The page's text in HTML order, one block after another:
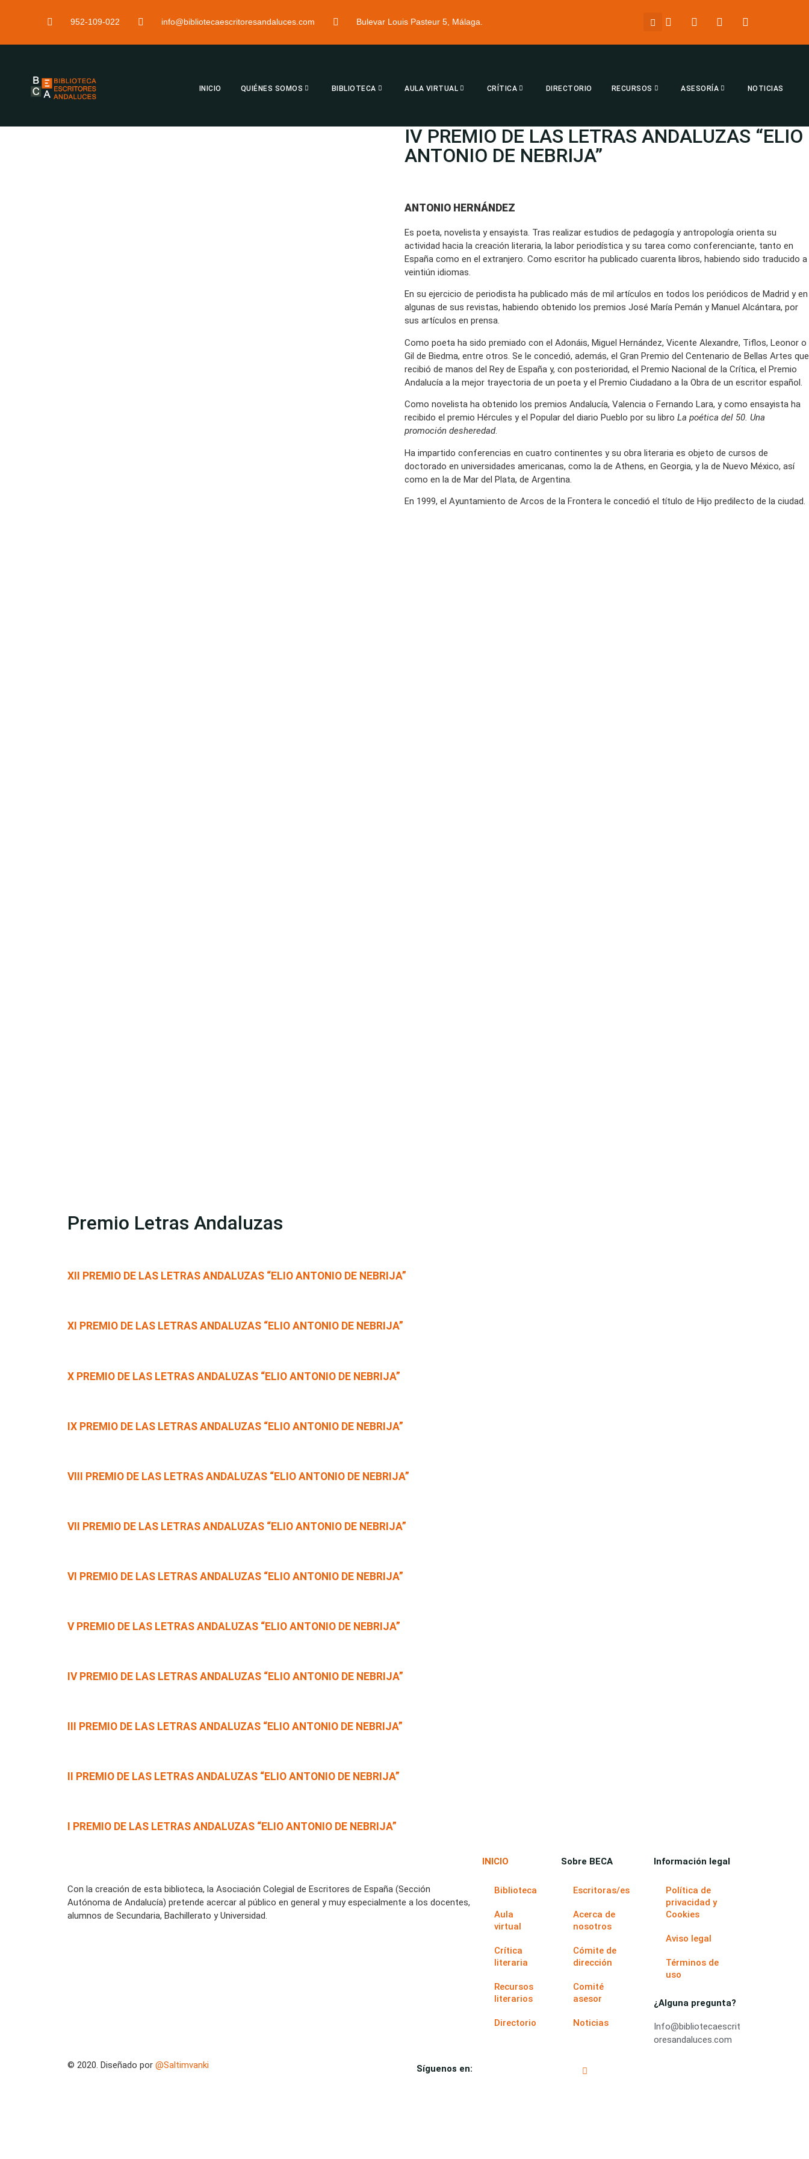
952-109-022 info@bibliotecaescritoresandaluces.com Bulevar Louis Pasteur 5, Málaga.
INICIO QUIÉNES SOMOS BIBLIOTECA AULA VIRTUAL CRÍTICA DIRECTORIO RECURSOS ASESORÍA NOTICIAS
IV PREMIO DE LAS LETRAS ANDALUZAS “ELIO
ANTONIO DE NEBRIJA”
ANTONIO HERNÁNDEZ
Es poeta, novelista y ensayista. Tras realizar estudios de pedagogía y antropología orienta su
actividad hacia la creación literaria, la labor periodística y su tarea como conferenciante, tanto en
España como en el extranjero. Como escritor ha publicado cuarenta libros, habiendo sido traducido a
veintiún idiomas.
En su ejercicio de periodista ha publicado más de mil artículos en todos los periódicos de Madrid y en
algunas de sus revistas, habiendo obtenido los premios José María Pemán y Manuel Alcántara, por
sus artículos en prensa.
Como poeta ha sido premiado con el Adonáis, Miguel Hernández, Vicente Alexandre, Tiflos, Leonor o
Gil de Biedma, entre otros. Se le concedió, además, el Gran Premio del Centenario de Bellas Artes que
recibió de manos del Rey de España y, con posterioridad, el Premio Nacional de la Crítica, el Premio
Andalucía a la mejor trayectoria de un poeta y el Premio Ciudadano a la Obra de un escritor español.
Como novelista ha obtenido los premios Andalucía, Valencia o Fernando Lara, y como ensayista ha
recibido el premio Hércules y el Popular del diario Pueblo por su libro La poética del 50. Una
promoción desheredad.
Ha impartido conferencias en cuatro continentes y su obra literaria es objeto de cursos de
doctorado en universidades americanas, como la de Athens, en Georgia, y la de Nuevo México, así
como en la de Mar del Plata, de Argentina.
En 1999, el Ayuntamiento de Arcos de la Frontera le concedió el título de Hijo predilecto de la ciudad.
Premio Letras Andaluzas
XII PREMIO DE LAS LETRAS ANDALUZAS “ELIO ANTONIO DE NEBRIJA”
XI PREMIO DE LAS LETRAS ANDALUZAS “ELIO ANTONIO DE NEBRIJA”
X PREMIO DE LAS LETRAS ANDALUZAS “ELIO ANTONIO DE NEBRIJA”
IX PREMIO DE LAS LETRAS ANDALUZAS “ELIO ANTONIO DE NEBRIJA”
VIII PREMIO DE LAS LETRAS ANDALUZAS “ELIO ANTONIO DE NEBRIJA”
VII PREMIO DE LAS LETRAS ANDALUZAS “ELIO ANTONIO DE NEBRIJA”
VI PREMIO DE LAS LETRAS ANDALUZAS “ELIO ANTONIO DE NEBRIJA”
V PREMIO DE LAS LETRAS ANDALUZAS “ELIO ANTONIO DE NEBRIJA”
IV PREMIO DE LAS LETRAS ANDALUZAS “ELIO ANTONIO DE NEBRIJA”
III PREMIO DE LAS LETRAS ANDALUZAS “ELIO ANTONIO DE NEBRIJA”
II PREMIO DE LAS LETRAS ANDALUZAS “ELIO ANTONIO DE NEBRIJA”
I PREMIO DE LAS LETRAS ANDALUZAS “ELIO ANTONIO DE NEBRIJA”
Con la creación de esta biblioteca, la Asociación Colegial de Escritores de España (Sección
Autónoma de Andalucía) pretende acercar al público en general y muy especialmente a los docentes,
alumnos de Secundaria, Bachillerato y Universidad.
INICIO
Biblioteca
Aula
virtual
Crítica
literaria
Recursos
literarios
Directorio
Sobre BECA
Escritoras/es
Acerca de
nosotros
Cómite de
dirección
Comité
asesor
Noticias
Información legal
Política de
privacidad y
Cookies
Aviso legal
Términos de
uso
¿Alguna pregunta?
Info@bibliotecaescrit
oresandaluces.com
© 2020. Diseñado por @Saltimvanki Síguenos en: